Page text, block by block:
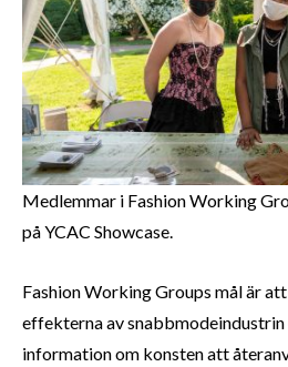
Medlemmar i Fashion Working
på YCAC Showcase.
Fashion Working Groups mål är
effekterna av
information om konsten att